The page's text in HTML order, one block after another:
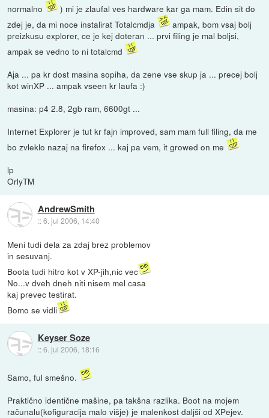
normalno
) mi je zlaufal ves hardware kar ga mam. Edin sit do
zdej je, da mi noce instalirat Totalcmdja
ampak, bom vsaj bolj
preizkusu explorer, ce je kej doteran ... prvi filing je mal boljsi,
ampak se vedno to ni totalcmd
Aja ... pa kr dost masina sopiha, da zene vse skup ja ... precej bolj
kot winXP ... ampak vseen kr laufa :)
masina: p4 2.8, 2gb ram, 6600gt ...
Internet Explorer je tut kr fajn improved, sam mam full filing, da me
bo zvleklo nazaj na firefox ... kaj pa vem, it growed on me
lp
OrlyTM
AndrewSmith
::6. jul 2006, 14:40
Meni tudi dela za zdaj brez problemov
in sesuvanj.
Boota tudi hitro kot v XP-jih,nic vec
No...v dveh dneh niti nisem mel casa
kaj prevec testirat.
Bomo se vidli
Keyser Soze
::6. jul 2006, 18:16
Samo, ful smešno.
Praktično identične mašine, pa takšna razlika. Boot na mojem
računalu(kofiguracija malo višje) je malenkost daljši od XPejev.